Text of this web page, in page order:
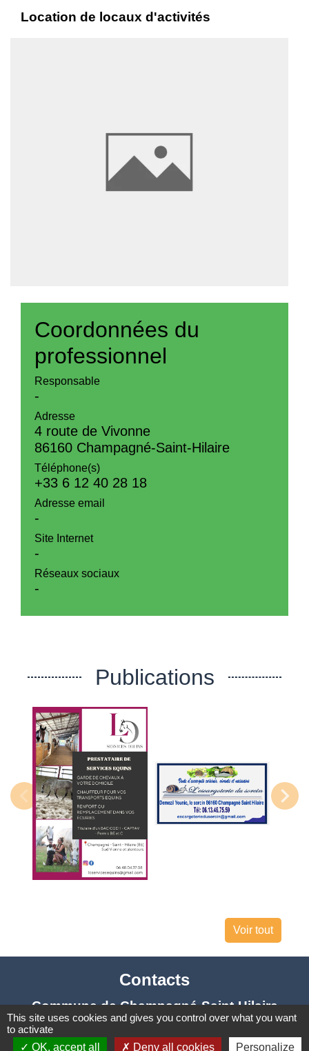
Location de locaux d'activités
Coordonnées du
professionnel
Responsable
-
Adresse
4 route de Vivonne
86160 Champagné-Saint-Hilaire
Téléphone(s)
+33 6 12 40 28 18
Adresse email
-
Site Internet
-
Réseaux sociaux
-
Publications
Voir tout
Contacts
Commune de Champagné-Saint-Hilaire
1 place de la Mairie
86160 Champagné-Saint-Hilaire - FRANCE
This site uses cookies and gives you control over what you want
to activate
OK, accept all
Deny all cookies Personalize